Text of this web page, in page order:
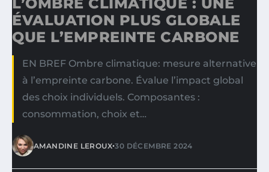
ÉVALUATION PLUS GLOBALE
QUE L’EMPREINTE CARBONE
EN BREF Ombre climatique: mesure alternative
à l’empreinte carbone. Évalue l’impact global
des choix individuels. Composantes :
consommation, choix et…
AMANDINE LEROUX•30 DÉCEMBRE 2024